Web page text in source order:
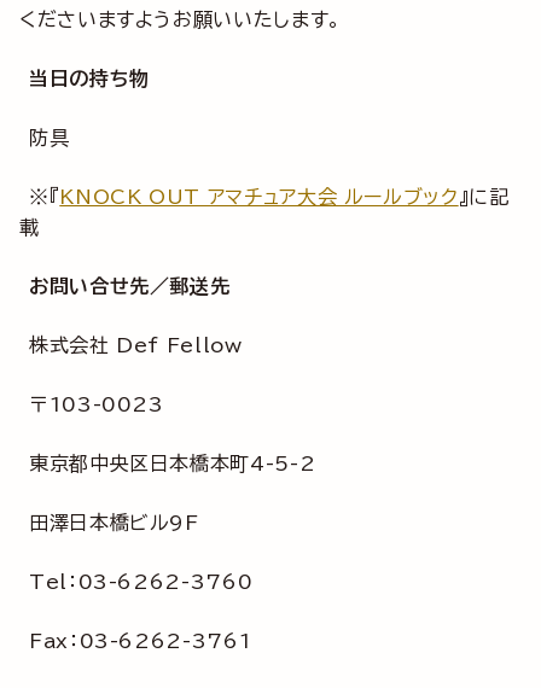
くださいますようお願いいたします。
当日の持ち物
防具
※『 KNOCK OUT アマチュア大会 ルールブック 』に記
載
お問い合せ先／郵送先
株式会社 Def Fellow
〒103-0023
東京都中央区日本橋本町4-5-2
田澤日本橋ビル9F
Tel：03-6262-3760
Fax：03-6262-3761